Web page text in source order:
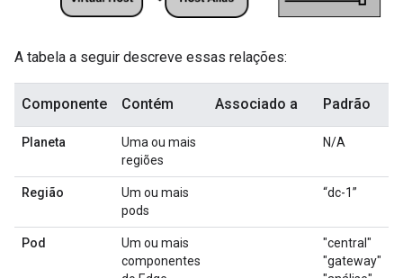
A tabela a seguir descreve essas relações:
Componente Contém Associado a Padrão
Planeta
Uma ou mais
regiões
N/A
Região
Um ou mais
pods
“dc-1”
Pod
Um ou mais
componentes
"central"
"gateway"